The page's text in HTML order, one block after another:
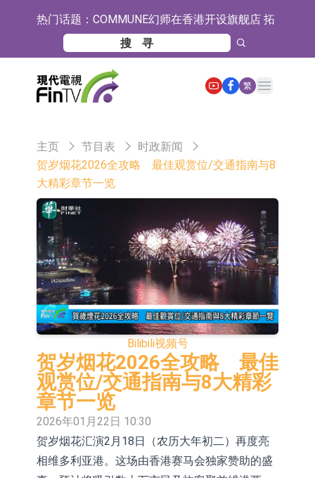
热门话题： COMMUNE幻师在香港开设旗舰店 拓
展海外市场
香港交易所：委任何洸毅为董事总经
理及集团战略主管
【异动股】港股跌幅榜前十，谊和股
份(01703.HK)跌80.71%，天瑞汽车内
【异动股】港股涨幅榜前十，辰兴发
(00368.HK)涨+163.89%
镍资源项目稳定运行
中瓷电子：生产经营正常 公司及子公
司目前订单饱满
格林美：正在积极推进MLCC用纳米
级镍粉的技术研发与产业化准备工作
宝明科技：HVLP4/5铜箔主要技术指
标已完成厂内验证 正布局向下游客户
送样
ST豆神：成立全资公司北京豆神智算
及香港豆神智算 正积极开拓相关业务
卓悦控股(00653.HK)跌44% 建议股份
30合1 与云累大吉启动战略合作
日韩股市双双收涨
【异动股】保健品板块下挫，ST交昂
(600530.CN)跌10.02%
【异动股】半导体设备板块拉升，中
微公司(688012.CN)涨14.22%
【异动股】港股跌幅榜前十，谊和股
份(01703.HK)跌80.95%，天瑞汽车内
饰(06162.HK)跌52.25%
【异动股】港股涨幅榜前十，辰兴发
展(02286.HK)涨+282.08%，德合集团
(00368.HK)涨+120.83%
【异动股】特色药板块下挫，同仁堂
(600085.CN)跌2.83%
【异动股】国有大型银行Ⅲ板块下
繁
Open main menu
主页 节目表
时政新闻
贺岁烟花2026全攻略 最佳观赏位/交通指南与8
大精彩章节一览
Bilibili视频号
贺岁烟花2026全攻略 最佳
观赏位/交通指南与8大精彩
章节一览
2026年01月22日 10:30
贺岁烟花汇演2月18日（农历大年初二）再度亮
相维多利亚港。这场由香港赛马会独家赞助的盛